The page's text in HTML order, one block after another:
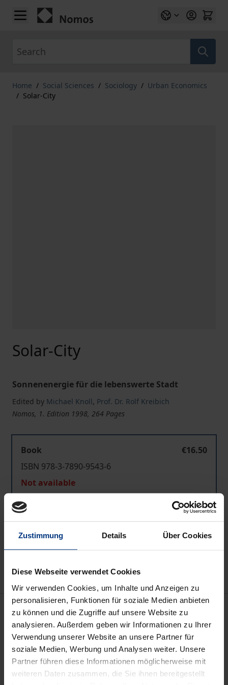
Zustimmung Details Über Cookies
Diese Webseite verwendet Cookies
Wir verwenden Cookies, um Inhalte und Anzeigen zu
personalisieren, Funktionen für soziale Medien anbieten
zu können und die Zugriffe auf unsere Website zu
analysieren. Außerdem geben wir Informationen zu Ihrer
Verwendung unserer Website an unsere Partner für
soziale Medien, Werbung und Analysen weiter. Unsere
Partner führen diese Informationen möglicherweise mit
weiteren Daten zusammen, die Sie ihnen bereitgestellt
Skip to Content
Home / Social Sciences / Sociology / Urban Economics
/ Solar-City
Solar-City
Sonnenenergie für die lebenswerte Stadt
Edited by Michael Knoll, Prof. Dr. Rolf Kreibich
Nomos, 1. Edition 1998, 264 Pages
Book
€16.50
ISBN 978-3-7890-9543-6
Not available
Add to Cart
Add to Wish List
Description
Wie können geeignete Maßnahmen aussehen, die
einen weiteren Anstieg speziell der CO2-Emissionen
verhindern? Die Bundesrepublik Deutschland hat
sich zu einer 25%igen CO2-Minderung bis zum Jahr